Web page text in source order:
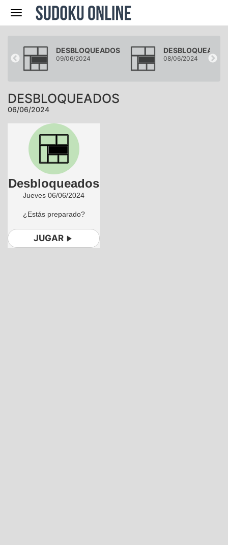
Navegación
DESBLOQUEADOS
09/06/2024
DESBLOQUEADOS
08/06/2024
DESBLOQUEADOS
06/06/2024
Desbloqueados
Jueves 06/06/2024
¿Estás preparado?
JUGAR